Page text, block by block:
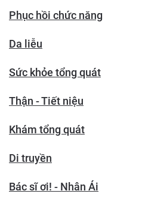
Phục hồi chức năng
Da liễu
Sức khỏe tổng quát
Thận - Tiết niệu
Khám tổng quát
Di truyền
Bác sĩ ơi! - Nhân Ái